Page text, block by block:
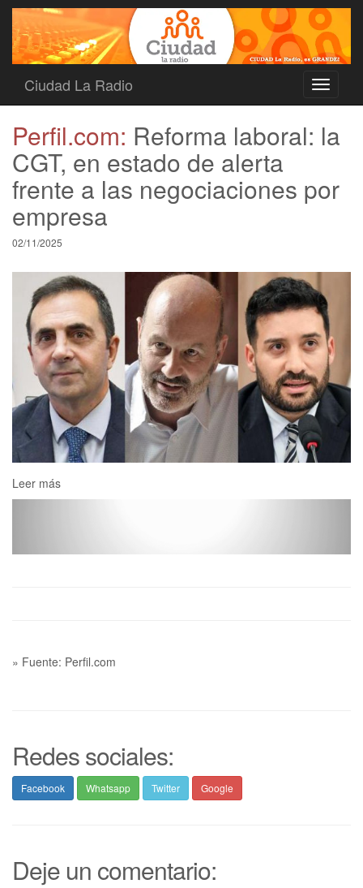
Toggle
Ciudad La Radio
Perfil.com: Reforma laboral: la
CGT, en estado de alerta
frente a las negociaciones por
empresa
02/11/2025
Leer más
» Fuente: Perfil.com
Redes sociales:
Facebook Whatsapp Twitter Google
Deje un comentario: